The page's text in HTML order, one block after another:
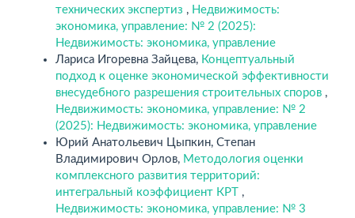
технических экспертиз , Недвижимость:
экономика, управление: № 2 (2025):
Недвижимость: экономика, управление
Лариса Игоревна Зайцева, Концептуальный
подход к оценке экономической эффективности
внесудебного разрешения строительных споров ,
Недвижимость: экономика, управление: № 2
(2025): Недвижимость: экономика, управление
Юрий Анатольевич Цыпкин, Степан
Владимирович Орлов, Методология оценки
комплексного развития территорий:
интегральный коэффициент КРТ ,
Недвижимость: экономика, управление: № 3